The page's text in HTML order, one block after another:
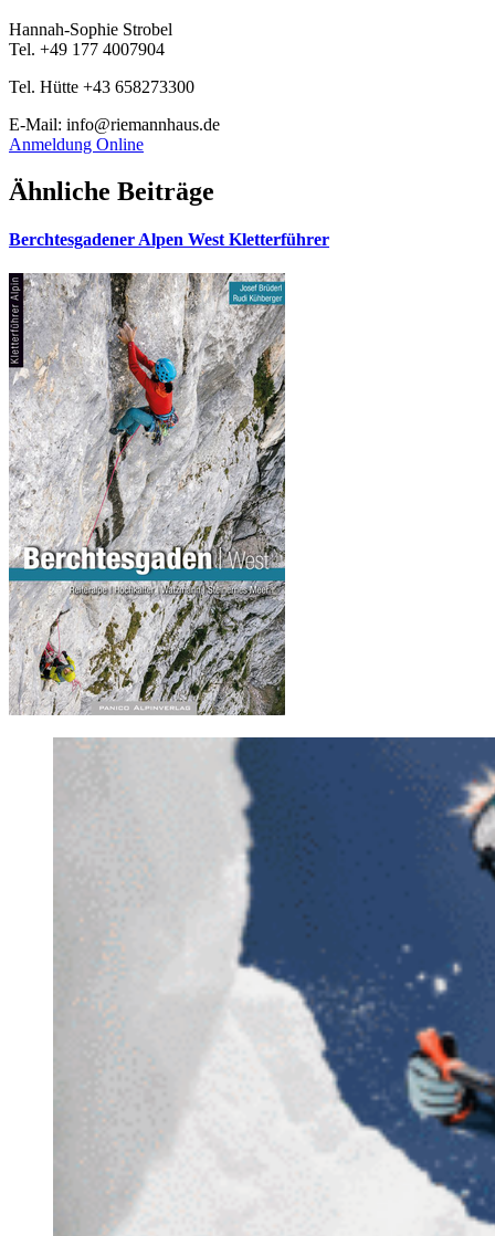
Hannah-Sophie Strobel
Tel. +49 177 4007904
Tel. Hütte +43 658273300
E-Mail: info@riemannhaus.de
Anmeldung Online
Ähnliche Beiträge
Berchtesgadener Alpen West Kletterführer